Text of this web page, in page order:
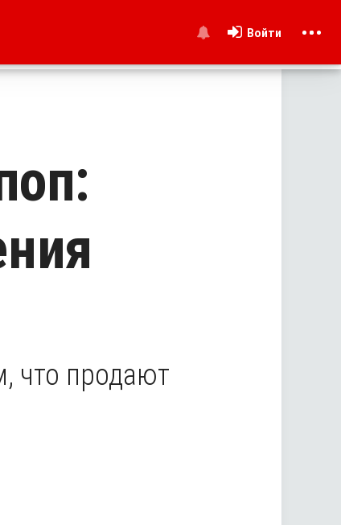
Войти
что продают